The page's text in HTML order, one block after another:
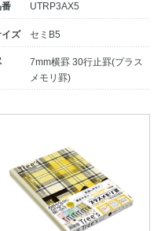
UTRP3AX5
ズ セミB5
7mm横罫 30行止罫(プラス
メモリ罫)